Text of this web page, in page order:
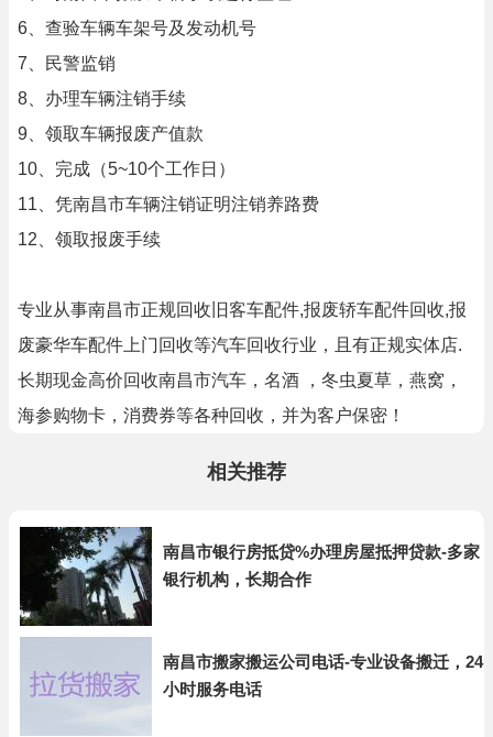
6、查验车辆车架号及发动机号
7、民警监销
8、办理车辆注销手续
9、领取车辆报废产值款
10、完成（5~10个工作日）
11、凭南昌市车辆注销证明注销养路费
12、领取报废手续
专业从事南昌市正规回收旧客车配件,报废轿车配件回收,报
废豪华车配件上门回收等汽车回收行业，且有正规实体店.
长期现金高价回收南昌市汽车，名酒 ，冬虫夏草，燕窝，
海参购物卡，消费券等各种回收，并为客户保密！
相关推荐
南昌市银行房抵贷%办理房屋抵押贷款-多家
银行机构，长期合作
南昌市搬家搬运公司电话-专业设备搬迁，24
小时服务电话